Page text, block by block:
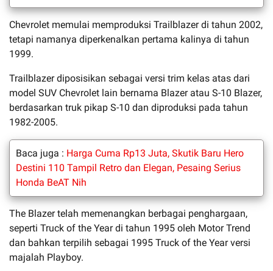
Chevrolet memulai memproduksi Trailblazer di tahun 2002,
tetapi namanya diperkenalkan pertama kalinya di tahun
1999.
Trailblazer diposisikan sebagai versi trim kelas atas dari
model SUV Chevrolet lain bernama Blazer atau S-10 Blazer,
berdasarkan truk pikap S-10 dan diproduksi pada tahun
1982-2005.
Baca juga : Harga Cuma Rp13 Juta, Skutik Baru Hero
Destini 110 Tampil Retro dan Elegan, Pesaing Serius
Honda BeAT Nih
The Blazer telah memenangkan berbagai penghargaan,
seperti Truck of the Year di tahun 1995 oleh Motor Trend
dan bahkan terpilih sebagai 1995 Truck of the Year versi
majalah Playboy.